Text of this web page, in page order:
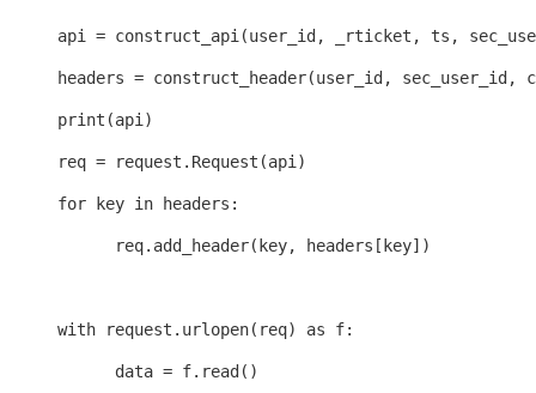
api = construct_api(user_id, _rticket, ts,
headers = construct_header(user_id, sec_user_id,
print(api)
req = request.Request(api)
for key in headers:
req.add_header(key, headers[key])
with request.urlopen(req) as f:
data = f.read()